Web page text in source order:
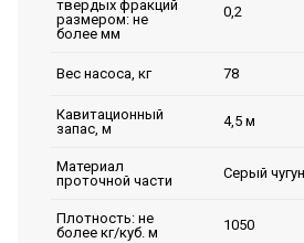
твердых фракций
размером: не
более мм
0,2
Вес насоса, кг 78
Кавитационный
запас, м
4,5 м
Материал
проточной части
Серый
Плотность: не
более кг/куб. м
1050